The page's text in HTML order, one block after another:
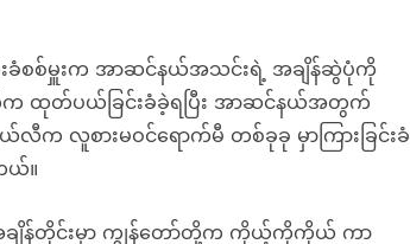
စစ်မှူးက အာဆင်နယ်အသင်းရဲ့ အချိန်ဆွဲပုံကို
က ထုတ်ပယ်ခြင်းခံခဲ့ရပြီး အာဆင်နယ်အတွက်
လူစားမဝင်ရောက်မီ တစ်ခုခု မှာကြားခြင်းခံ
ယ်။
ချိန်တိုင်းမှာ ကျွန်တော်တို့က ကိုယ့်ကိုကိုယ် ကာ